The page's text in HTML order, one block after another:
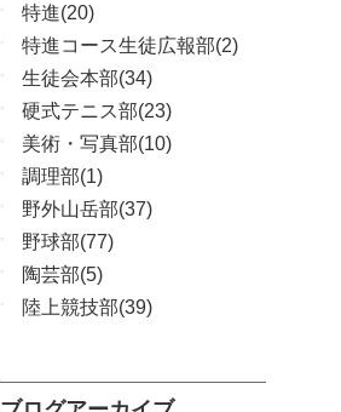
特進(20)
特進コース生徒広報部(2)
生徒会本部(34)
硬式テニス部(23)
美術・写真部(10)
調理部(1)
野外山岳部(37)
野球部(77)
陶芸部(5)
陸上競技部(39)